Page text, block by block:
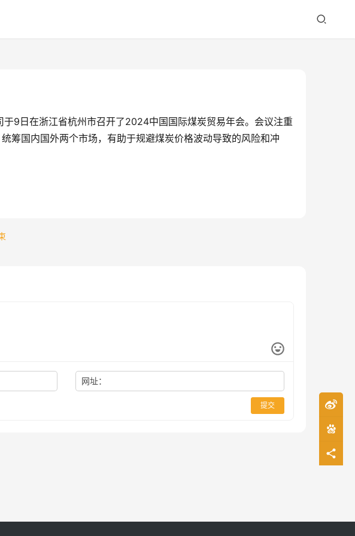
9日在浙江省杭州市召开了2024中国国际煤炭贸易年会。会议注重
筹国内国外两个市场，有助于规避煤炭价格波动导致的风险和冲
网址：
提交